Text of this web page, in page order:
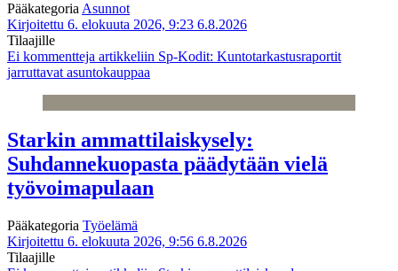
Pääkategoria Asunnot
Kirjoitettu 6. elokuuta 2026, 9:23 6.8.2026
Tilaajille
Ei kommentteja artikkeliin Sp-Kodit: Kuntotarkastusraportit
jarruttavat asuntokauppaa
Starkin ammattilaiskysely:
Suhdannekuopasta päädytään vielä
työvoimapulaan
Pääkategoria Työelämä
Kirjoitettu 6. elokuuta 2026, 9:56 6.8.2026
Tilaajille